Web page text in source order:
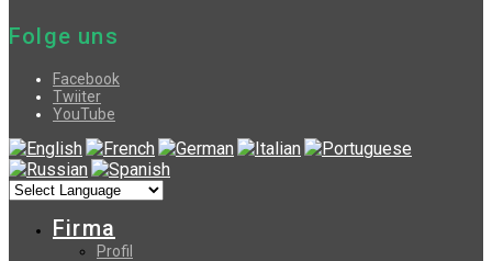
Folge uns
Facebook
Twiiter
YouTube
Firma
Profil